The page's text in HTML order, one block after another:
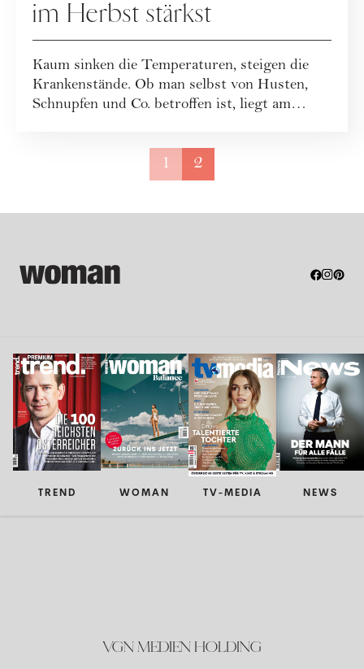
im Herbst stärkst
Kaum sinken die Temperaturen, steigen die
Krankenstände. Ob man selbst von Husten,
Schnupfen und Co. betroffen ist, liegt am
1 2
TREND WOMAN TV-MEDIA NEWS
VGN MEDIEN HOLDING